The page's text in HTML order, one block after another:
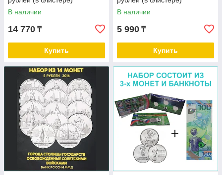
В наличии
14 770 ₸
Купить
В наличии
5 990 ₸
Купить